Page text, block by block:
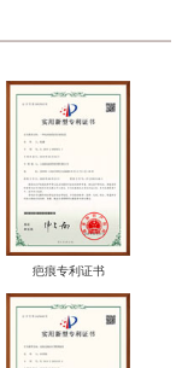
疤痕专利证书